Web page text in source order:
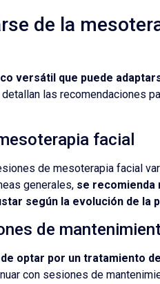
de la
versátil que puede
las recomendaciones
facial
de mesoterapia facial
generales, se recomienda
según la evolución de la
de
optar por un tratamiento
con sesiones de